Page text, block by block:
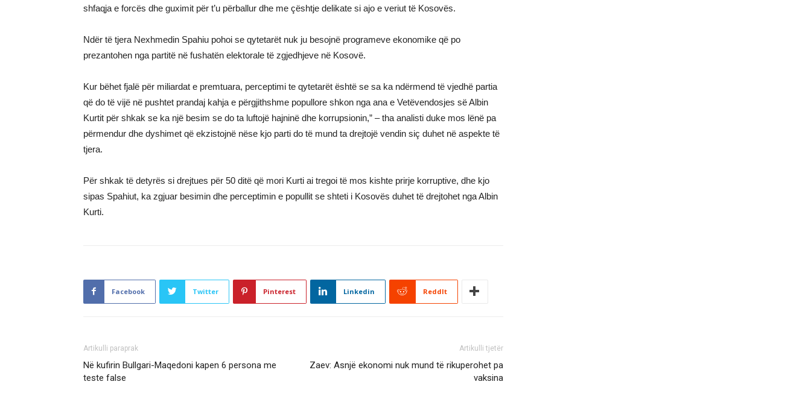
shfaqja e forcës dhe guximit për t’u përballur dhe me çështje delikate si ajo e veriut të Kosovës.
Ndër të tjera Nexhmedin Spahiu pohoi se qytetarët nuk ju besojnë programeve ekonomike që po
prezantohen nga partitë në fushatën elektorale të zgjedhjeve në Kosovë.
Kur bëhet fjalë për miliardat e premtuara, perceptimi te qytetarët është se sa ka ndërmend të vjedhë partia
që do të vijë në pushtet prandaj kahja e përgjithshme popullore shkon nga ana e Vetëvendosjes së Albin
Kurtit për shkak se ka një besim se do ta luftojë hajninë dhe korrupsionin,” – tha analisti duke mos lënë pa
përmendur dhe dyshimet që ekzistojnë nëse kjo parti do të mund ta drejtojë vendin siç duhet në aspekte të
tjera.
Për shkak të detyrës si drejtues për 50 ditë që mori Kurti ai tregoi të mos kishte prirje korruptive, dhe kjo
sipas Spahiut, ka zgjuar besimin dhe perceptimin e popullit se shteti i Kosovës duhet të drejtohet nga Albin
Kurti.
Facebook Twitter Pinterest Linkedin ReddIt
Artikulli paraprak
Në kufirin Bullgari-Maqedoni kapen 6 persona me
teste false
Artikulli tjetër
Zaev: Asnjë ekonomi nuk mund të rikuperohet pa
vaksina